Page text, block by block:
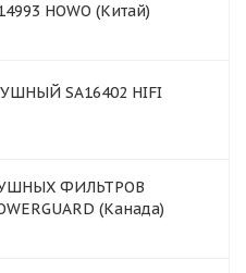
HOWO (Китай)
SA16402 HIFI
ФИЛЬТРОВ
(Канада)